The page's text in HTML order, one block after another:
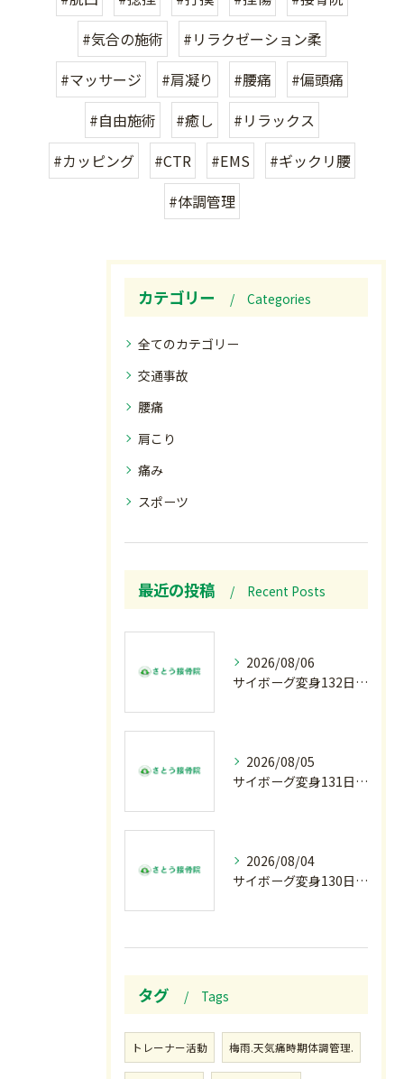
#気合の施術
#リラクゼーション柔
#マッサージ
#肩凝り #腰痛
#偏頭痛
#自由施術
#癒し
#リラックス
#カッピング
#CTR #EMS
#ギックリ腰
#体調管理
カテゴリー Categories
全てのカテゴリー
交通事故
腰痛
肩こり
痛み
スポーツ
最近の投稿 Recent Posts
2026/08/06
サイボーグ変身132日目.お知らせ.和歌山.インターハイ.柔道開幕…木曜の朝〜
2026/08/05
サイボーグ変身131日目.甲子園開幕.日曜.リラクゼーション柔.水曜の朝〜
2026/08/04
サイボーグ変身130日目.涼しい朝.甲子園…火曜の朝〜
タグ Tags
トレーナー活動 梅雨.天気痛時期体調管理.